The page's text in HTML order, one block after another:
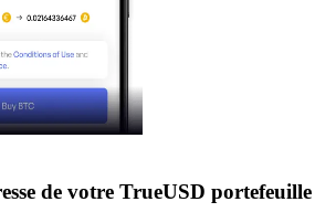
de votre TrueUSD portefeuille